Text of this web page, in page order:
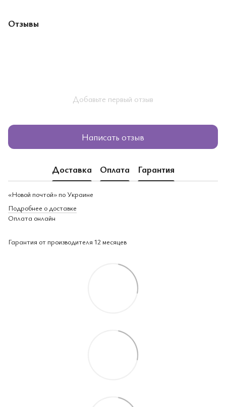
Отзывы
Добавьте первый отзыв
Написать отзыв
Доставка Оплата Гарантия
«Новой почтой» по Украине
Подробнее о доставке
Оплата онлайн
Гарантия от производителя 12 месяцев